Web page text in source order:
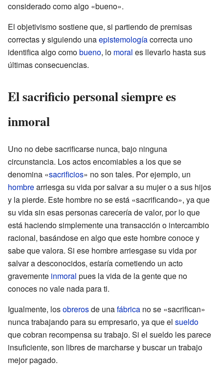
considerado como algo «bueno».
El objetivismo sostiene que, si partiendo de premisas
correctas y siguiendo unaepistemologíacorrecta uno
identifica algo comobueno, lo moral es llevarlo hasta sus
últimas consecuencias.
El sacrificio personal siempre es
inmoral
Uno no debe sacrificarse nunca, bajo ninguna
circunstancia. Los actos encomiables a los que se
denomina «sacrificios» no son tales. Por ejemplo, un
hombrearriesga su vida por salvar a su mujer o a sus hijos
y la pierde. Este hombre no se está «sacrificando», ya que
su vida sin esas personas carecería de valor, por lo que
está haciendo simplemente una transacción o intercambio
racional, basándose en algo que este hombre conoce y
sabe que valora. Si ese hombre arriesgase su vida por
salvar a desconocidos, estaría cometiendo un acto
gravemente inmoral pues la vida de la gente que no
conoces no vale nada para ti.
Igualmente, losobrerosde unafábrica no se «sacrifican»
nunca trabajando para su empresario, ya que el sueldo
que cobran recompensa su trabajo. Si el sueldo les parece
insuficiente, son libres de marcharse y buscar un trabajo
mejor pagado.